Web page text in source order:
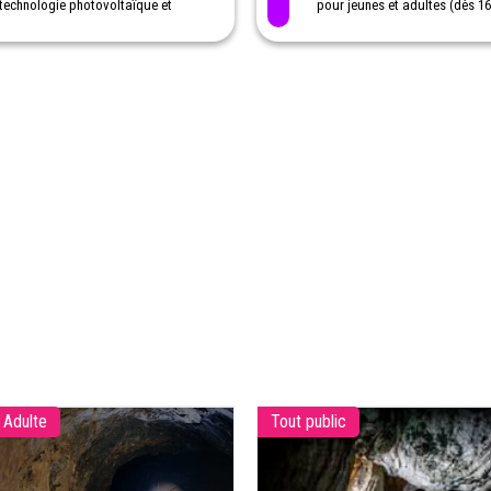
technologie photovoltaïque et
l'énergie solaire en famille.
pour jeunes et adultes (dès
d’étudiant en Australie (dès
Tout public